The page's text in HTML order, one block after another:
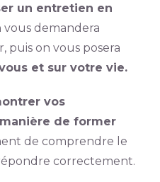
un entretien en
demandera
puis on vous posera
et sur votre vie.
vos
de former
de comprendre le
correctement.